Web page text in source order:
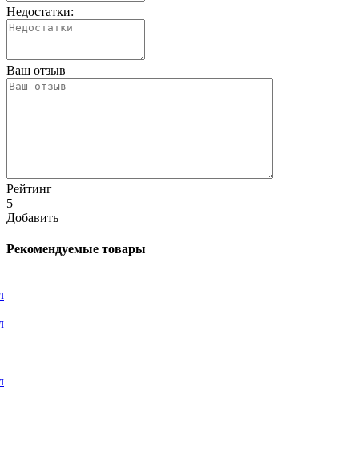
Недостатки:
Ваш отзыв
Рейтинг
5
Добавить
Рекомендуемые товары